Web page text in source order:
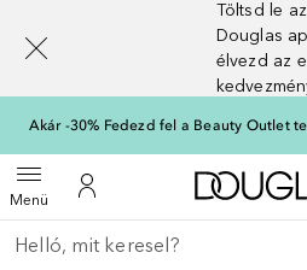
Töltsd le
Douglas
élvezd az
Akár -30% Fedezd fel a Beauty Outlet
MenüMenü megnyitása
A fiókomhoz
Menj vissza
Keresés végrehajtása
[navigation.slideout.screenreader]